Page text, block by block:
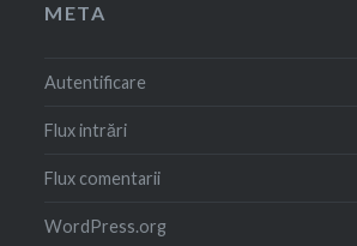
META
Autentificare
Flux intrări
Flux comentarii
WordPress.org